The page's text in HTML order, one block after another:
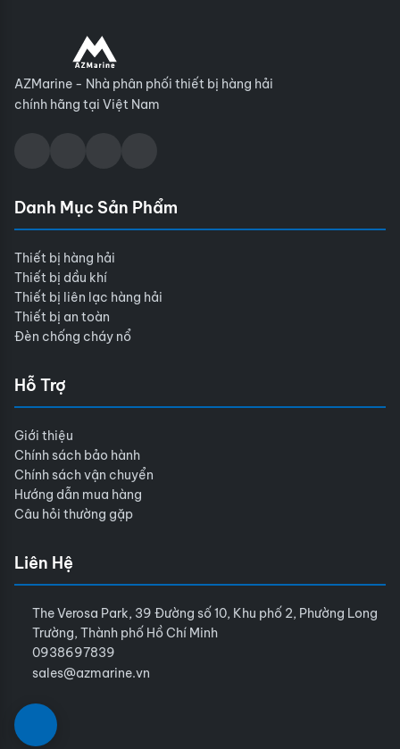
AZMarine - Nhà phân phối thiết bị hàng hải
chính hãng tại Việt Nam
Danh Mục Sản Phẩm
Thiết bị hàng hải
Thiết bị dầu khí
Thiết bị liên lạc hàng hải
Thiết bị an toàn
Đèn chống cháy nổ
Hỗ Trợ
Giới thiệu
Chính sách bảo hành
Chính sách vận chuyển
Hướng dẫn mua hàng
Câu hỏi thường gặp
Liên Hệ
The Verosa Park, 39 Đường số 10, Khu phố 2, Phường Long
Trường, Thành phố Hồ Chí Minh
0938697839
sales@azmarine.vn